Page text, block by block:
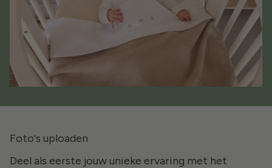
Foto's uploaden
Deel als eerste jouw unieke ervaring met het